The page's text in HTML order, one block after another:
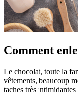
Comment
Le chocolat, toute la
vêtements, beaucoup
taches très